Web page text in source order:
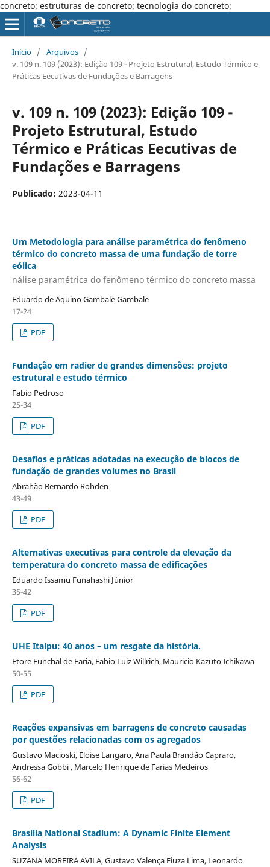
concreto; estruturas de concreto; tecnologia do concreto;
Início / Arquivos /
v. 109 n. 109 (2023): Edição 109 - Projeto Estrutural, Estudo Térmico e
Práticas Eecutivas de Fundações e Barragens
v. 109 n. 109 (2023): Edição 109 -
Projeto Estrutural, Estudo
Térmico e Práticas Eecutivas de
Fundações e Barragens
Publicado: 2023-04-11
Um Metodologia para análise paramétrica do fenômeno
térmico do concreto massa de uma fundação de torre
eólica
nálise paramétrica do fenômeno térmico do concreto massa
Eduardo de Aquino Gambale Gambale
17-24
PDF
Fundação em radier de grandes dimensões: projeto
estrutural e estudo térmico
Fabio Pedroso
25-34
PDF
Desafios e práticas adotadas na execução de blocos de
fundação de grandes volumes no Brasil
Abrahão Bernardo Rohden
43-49
PDF
Alternativas executivas para controle da elevação da
temperatura do concreto massa de edificações
Eduardo Issamu Funahashi Júnior
35-42
PDF
UHE Itaipu: 40 anos – um resgate da história.
Etore Funchal de Faria, Fabio Luiz Willrich, Mauricio Kazuto Ichikawa
50-55
PDF
Reações expansivas em barragens de concreto causadas
por questões relacionadas com os agregados
Gustavo Macioski, Eloise Langaro, Ana Paula Brandão Capraro,
Andressa Gobbi , Marcelo Henrique de Farias Medeiros
56-62
PDF
Brasilia National Stadium: A Dynamic Finite Element
Analysis
SUZANA MOREIRA AVILA, Gustavo Valença Fiuza Lima, Leonardo